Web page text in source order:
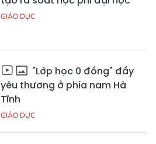
GIÁO DỤC
"Lớp học 0 đồng" đầy
yêu thương ở phía nam Hà
Tĩnh
GIÁO DỤC